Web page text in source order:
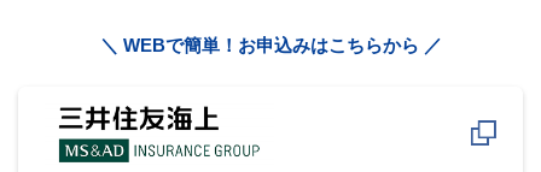
＼ WEBで簡単！お申込みはこちらから ／